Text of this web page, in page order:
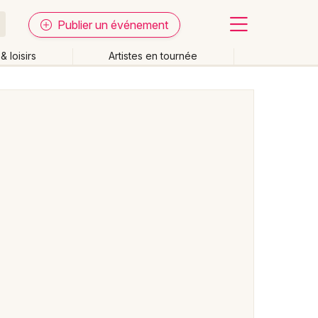
Publier un événement
loisirs Artistes en tournée